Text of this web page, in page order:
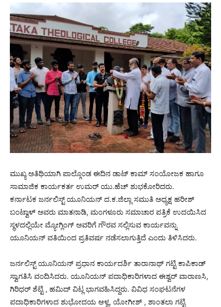
ಮುಖ್ಯ ಅತಿಥಿಯಾಗಿ ಪಾಲ್ಗೊಂಡ ಈದಿನ ಡಾಟ್ ಕಾಮ್ ಸಂಯೋಜಕ ಹಾಗೂ
ಸಾಮಾಜಿಕ ಕಾರ್ಯಕರ್ತ ಉಮರ್ ಯು.ಹೆಚ್ ಶುಭಕೋರಿದರು.
ಕರ್ನಾಟಕ ಜರ್ನಲಿಸ್ಟ್ ಯೂನಿಯನ್ ದ.ಕ.ಜಿಲ್ಲಾ ಸಮುತಿ ಅಧ್ಯಕ್ಷ ಹರೀಶ್
ಬಂಟ್ವಾಳ್ ಅವರು ಮಾತನಾಡಿ, ಮಂಗಳೂರು ಸಮಾಚಾರ ಪತ್ರಿಕೆ ಉದಯಿಸಿದ
ಸ್ಥಳದಲ್ಲಿಯೇ ಮ್ಯೋಗ್ಲಿಂಗ್ ಅವರಿಗೆ ಗೌರವ ಸಲ್ಲಿಸುವ ಕಾರ್ಯವನ್ನು
ಯೂನಿಯನ್ ವತಿಯಿಂದ ಪ್ರತಿವರ್ಷ ನಡೆಸಲಾಗುತ್ತಿದೆ ಎಂದು ತಿಳಿಸಿದರು.
ಜರ್ನಲಿಸ್ಟ್ ಯೂನಿಯನ್ ಪ್ರಧಾನ ಕಾರ್ಯದರ್ಶಿ ತಾರಾನಾಥ್ ಗಟ್ಟಿ ಕಾಪಿಕಾಡ್
ಸ್ವಾಗತಿಸಿ ವಂದಿಸಿದರು. ಯೂನಿಯನ್ ಪದಾಧಿಕಾರಿಗಳಾದ ಈಶ್ವರ್ ವಾರಾಣಸಿ,
ಗಿರಿಧರ್ ಶೆಟ್ಟಿ , ಹಮಿದ್ ವಿಟ್ಲ ಭಾಗವಹಿಸಿದ್ದರು. ವಿವಿಧ ಸಂಘಟನೆಗಳ
ಪದಾಧಿಕಾರಿಗಳಾದ ಶುಭೋದಯ ಆಳ್ವ, ಯೋಗೀಶ್ , ಶಾಂತಲಾ ಗಟ್ಟಿ